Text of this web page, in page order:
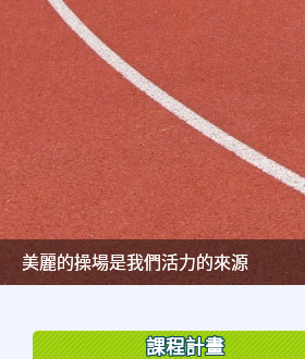
美麗的操場是我們活力的來源
美麗的操場是我們活力的來源
煥然一新的小司令台
煥然一新的小司令台
富含桃園埤塘田園風光意象的中廊
富含桃園埤塘田園風光意象的中廊
嶄新的中庭廣場
嶄新的中庭廣場
水生池生生不息
水生池生生不息
課程計畫